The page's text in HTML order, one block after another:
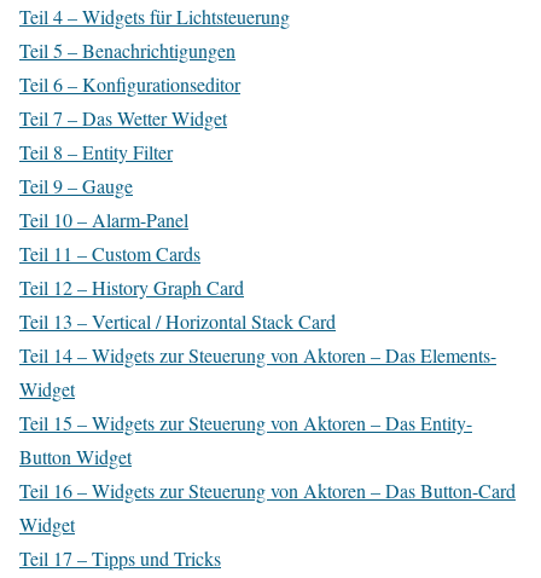
Teil 4 – Widgets für Lichtsteuerung
Teil 5 – Benachrichtigungen
Teil 6 – Konfigurationseditor
Teil 7 – Das Wetter Widget
Teil 8 – Entity Filter
Teil 9 – Gauge
Teil 10 – Alarm-Panel
Teil 11 – Custom Cards
Teil 12 – History Graph Card
Teil 13 – Vertical / Horizontal Stack Card
Teil 14 – Widgets zur Steuerung von Aktoren – Das Elements-
Widget
Teil 15 – Widgets zur Steuerung von Aktoren – Das Entity-
Button Widget
Teil 16 – Widgets zur Steuerung von Aktoren – Das Button-Card
Widget
Teil 17 – Tipps und Tricks